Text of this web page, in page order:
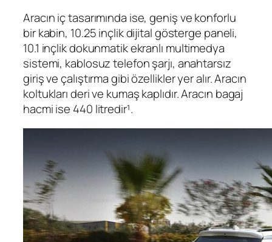
Aracın iç tasarımında ise, geniş ve konforlu
bir kabin, 10.25 inçlik dijital gösterge paneli,
10.1 inçlik dokunmatik ekranlı multimedya
sistemi, kablosuz telefon şarjı, anahtarsız
giriş ve çalıştırma gibi özellikler yer alır. Aracın
koltukları deri ve kumaş kaplıdır. Aracın bagaj
hacmi ise 440 litredir¹.